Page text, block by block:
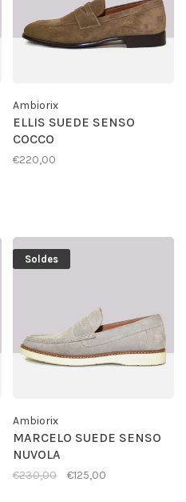
Ambiorix
ELLIS SUEDE SENSO
COCCO
€220,00
Soldes
Ambiorix
MARCELO SUEDE SENSO
NUVOLA
€230,00 €125,00